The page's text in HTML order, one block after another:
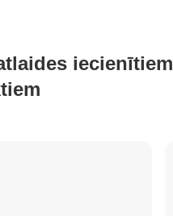
iecienītiem